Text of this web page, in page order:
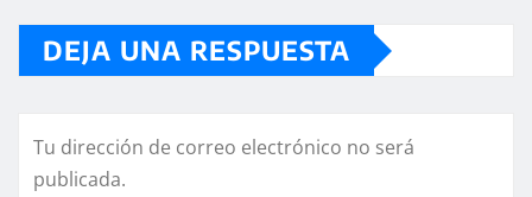
DEJA UNA RESPUESTA
Tu dirección de correo electrónico no será
publicada.